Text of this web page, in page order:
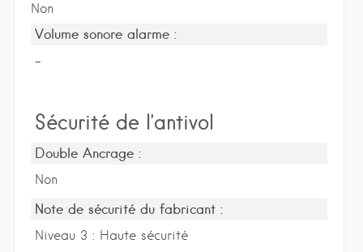
Non
Volume sonore alarme :
-
Sécurité de l’antivol
Double Ancrage :
Non
Note de sécurité du fabricant :
Niveau 3 : Haute sécurité